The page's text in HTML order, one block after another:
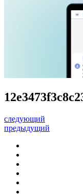
следующий
предыдущий